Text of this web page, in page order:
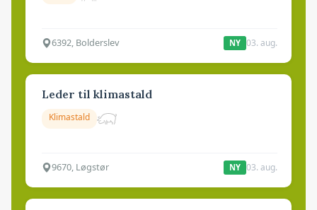
6392, Bolderslev NY 03. aug.
Leder til klimastald
Klimastald
9670, Løgstør NY 03. aug.